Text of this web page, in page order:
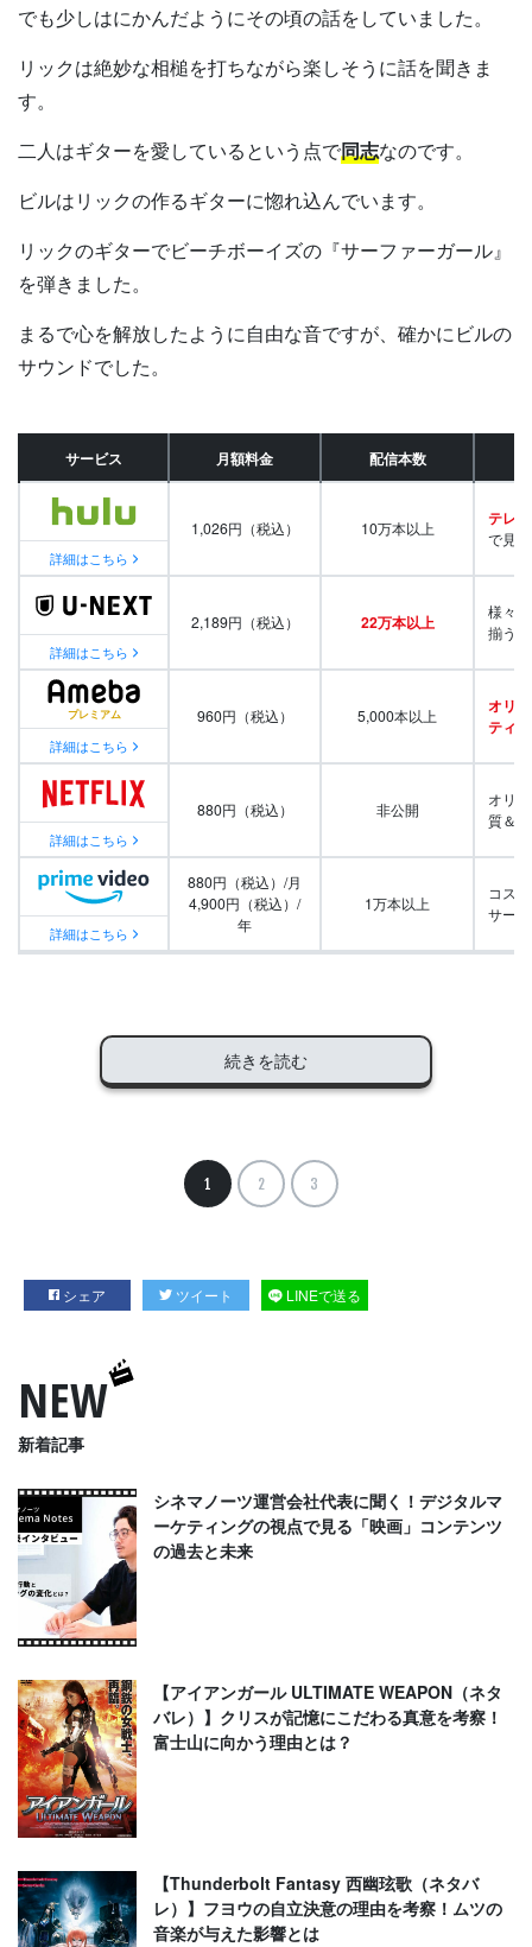
でも少しはにかんだようにその頃の話をしていました。
リックは絶妙な相槌を打ちながら楽しそうに話を聞きま
す。
二人はギターを愛しているという点で同志なのです。
ビルはリックの作るギターに惚れ込んでいます。
リックのギターでビーチボーイズの『サーファーガール』
を弾きました。
まるで心を解放したように自由な音ですが、確かにビルの
サウンドでした。
サービス 月額料金 配信本数
詳細はこちら
1,026円（税込） 10万本以上 テレビ
で見
詳細はこちら
2,189円（税込） 22万本以上
様々
揃う
詳細はこちら
960円（税込） 5,000本以上
オリ
ティ
詳細はこちら
880円（税込） 非公開
オリ
質＆
詳細はこちら
880円（税込）/月
4,900円（税込）/
年
1万本以上
コス
サー
続きを読む
1 2 3
シェア ツイート LINEで送る
NEW
新着記事
シネマノーツ運営会社代表に聞く！デジタルマ
ーケティングの視点で見る「映画」コンテンツ
の過去と未来
【アイアンガール ULTIMATE WEAPON（ネタ
バレ）】クリスが記憶にこだわる真意を考察！
富士山に向かう理由とは？
【Thunderbolt Fantasy 西幽玹歌（ネタバ
レ）】フヨウの自立決意の理由を考察！ムツの
音楽が与えた影響とは